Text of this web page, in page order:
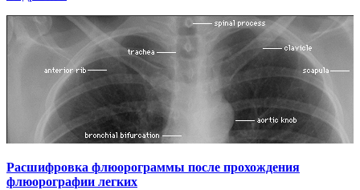
Расшифровка флюорограммы после прохождения
флюорографии легких